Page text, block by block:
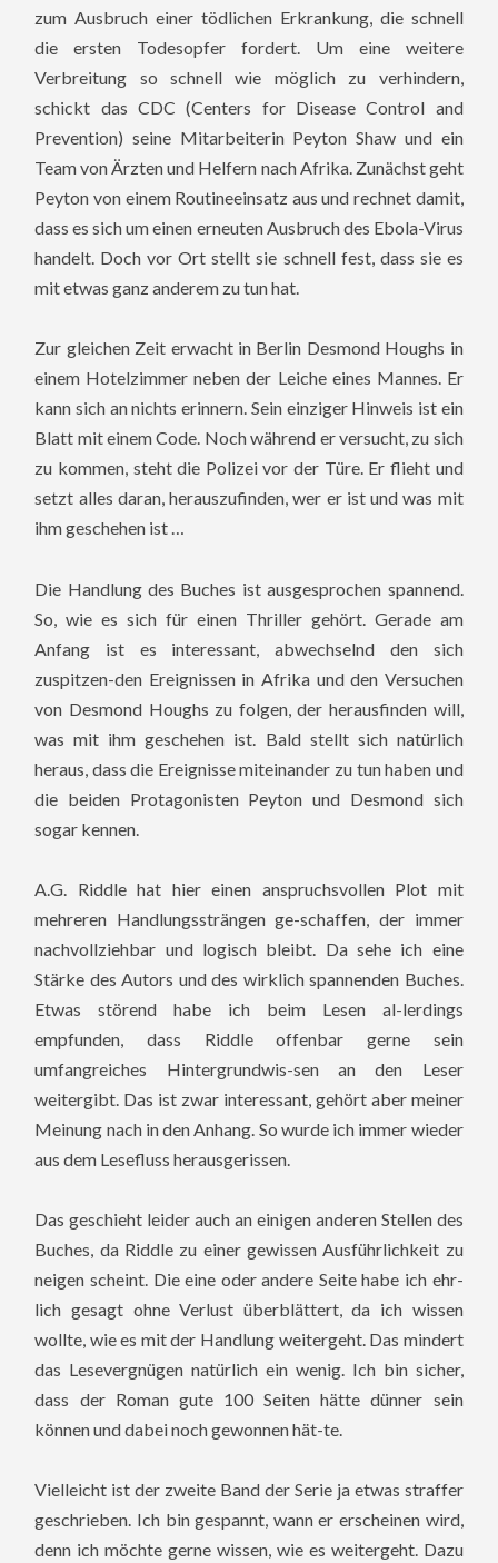
zum Ausbruch einer tödlichen Erkrankung, die schnell
die ersten Todesopfer fordert. Um eine weitere
Verbreitung so schnell wie möglich zu verhindern,
schickt das CDC (Centers for Disease Control and
Prevention) seine Mitarbeiterin Peyton Shaw und ein
Team von Ärzten und Helfern nach Afrika. Zunächst geht
Peyton von einem Routineeinsatz aus und rechnet damit,
dass es sich um einen erneuten Ausbruch des Ebola-Virus
handelt. Doch vor Ort stellt sie schnell fest, dass sie es
mit etwas ganz anderem zu tun hat.
Zur gleichen Zeit erwacht in Berlin Desmond Houghs in
einem Hotelzimmer neben der Leiche eines Mannes. Er
kann sich an nichts erinnern. Sein einziger Hinweis ist ein
Blatt mit einem Code. Noch während er versucht, zu sich
zu kommen, steht die Polizei vor der Türe. Er flieht und
setzt alles daran, herauszufinden, wer er ist und was mit
ihm geschehen ist …
Die Handlung des Buches ist ausgesprochen spannend.
So, wie es sich für einen Thriller gehört. Gerade am
Anfang ist es interessant, abwechselnd den sich
zuspitzen-den Ereignissen in Afrika und den Versuchen
von Desmond Houghs zu folgen, der herausfinden will,
was mit ihm geschehen ist. Bald stellt sich natürlich
heraus, dass die Ereignisse miteinander zu tun haben und
die beiden Protagonisten Peyton und Desmond sich
sogar kennen.
A.G. Riddle hat hier einen anspruchsvollen Plot mit
mehreren Handlungssträngen ge-schaffen, der immer
nachvollziehbar und logisch bleibt. Da sehe ich eine
Stärke des Autors und des wirklich spannenden Buches.
Etwas störend habe ich beim Lesen al-lerdings
empfunden, dass Riddle offenbar gerne sein
umfangreiches Hintergrundwis-sen an den Leser
weitergibt. Das ist zwar interessant, gehört aber meiner
Meinung nach in den Anhang. So wurde ich immer wieder
aus dem Lesefluss herausgerissen.
Das geschieht leider auch an einigen anderen Stellen des
Buches, da Riddle zu einer gewissen Ausführlichkeit zu
neigen scheint. Die eine oder andere Seite habe ich ehr-
lich gesagt ohne Verlust überblättert, da ich wissen
wollte, wie es mit der Handlung weitergeht. Das mindert
das Lesevergnügen natürlich ein wenig. Ich bin sicher,
dass der Roman gute 100 Seiten hätte dünner sein
können und dabei noch gewonnen hät-te.
Vielleicht ist der zweite Band der Serie ja etwas straffer
geschrieben. Ich bin gespannt, wann er erscheinen wird,
denn ich möchte gerne wissen, wie es weitergeht. Dazu